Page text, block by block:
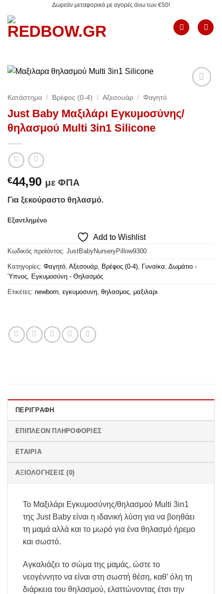
στο
περιεχόμενο
Δωρεάν μεταφορικά με αγορές άνω των €50!
Κατάστημα / Βρέφος (0-4) / Αξεσουάρ / Φαγητό
Just Baby Μαξιλάρι Εγκυμοσύνης/
θηλασμού Multi 3in1 Silicone
€44,90 με ΦΠΑ
Για ξεκούραστο θηλασμό.
Εξαντλημένο
Add to Wishlist
Κωδικός προϊόντος: JustBabyNurseryPillow9300
Κατηγορίες: Φαγητό Αξεσουάρ Βρέφος (0-4) Γυναίκα Δωμάτιο -
Ύπνος
Εγκυμοσύνη - Θηλασμός
Ετικέτες: newborn εγκυμοσυνη θηλασμος μαξιλαρι
ΠΕΡΙΓΡΑΦΉ
ΕΠΙΠΛΈΟΝ ΠΛΗΡΟΦΟΡΊΕΣ
ΕΤΑΙΡΊΑ
ΑΞΙΟΛΟΓΉΣΕΙΣ (0)
Το Μαξιλάρι Εγκυμοσύνης/θηλασμού Multi 3in1
της Just Baby είναι η ιδανική λύση για να βοηθάει
τη μαμά αλλά και το μωρό για ένα θηλασμό ήρεμο
και σωστό.
Αγκαλιάζει το σώμα της μαμάς, ώστε το
νεογέννητο να είναι στη σωστή θέση, καθ’ όλη τη
διάρκεια του θηλασμού, ελαττώνοντας έτσι την